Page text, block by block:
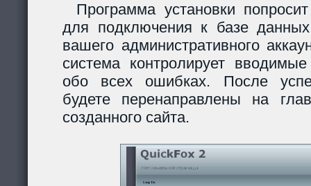
Программа установки
для подключения к базе
вашего административного
система контролирует
обо всех ошибках. После
будете перенаправлены на
созданного сайта.